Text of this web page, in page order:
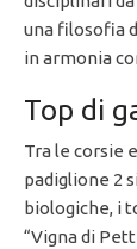
una filosofia
in armonia
Top di
Tra le corsie
padiglione 2
biologiche, i
“Vigna di